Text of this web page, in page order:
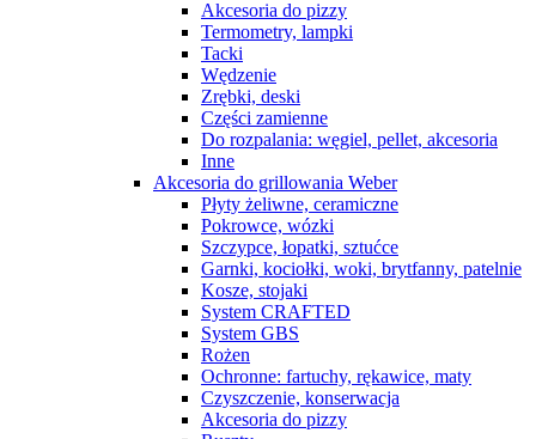
Akcesoria do pizzy
Termometry, lampki
Tacki
Wędzenie
Zrębki, deski
Części zamienne
Do rozpalania: węgiel, pellet, akcesoria
Inne
Akcesoria do grillowania Weber
Płyty żeliwne, ceramiczne
Pokrowce, wózki
Szczypce, łopatki, sztućce
Garnki, kociołki, woki, brytfanny, patelnie
Kosze, stojaki
System CRAFTED
System GBS
Rożen
Ochronne: fartuchy, rękawice, maty
Czyszczenie, konserwacja
Akcesoria do pizzy